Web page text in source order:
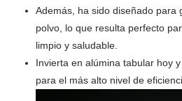
Además, ha sido diseñado para
polvo, lo que resulta perfecto
limpio y saludable.
Invierta en alúmina tabular hoy
para el más alto nivel de